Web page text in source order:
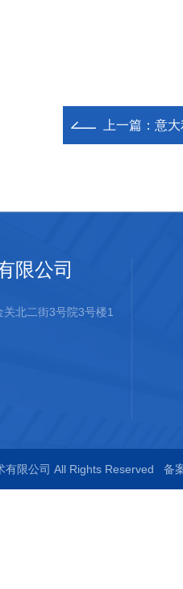
上一篇： 意
限公司
北二街3号院3号楼1
有限公司 All Rights Reserved 备